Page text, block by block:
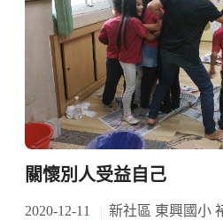
關懷別人受益自己
2020-12-11 新社區 東興國小